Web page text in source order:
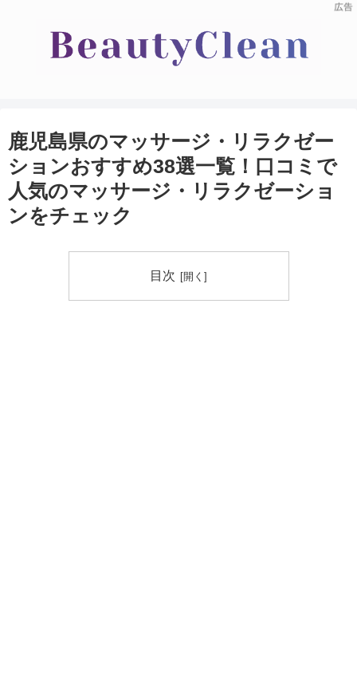
鹿児島県のマッサージ・リラクゼー
ションおすすめ38選一覧！口コミで
人気のマッサージ・リラクゼーショ
ンをチェック
目次